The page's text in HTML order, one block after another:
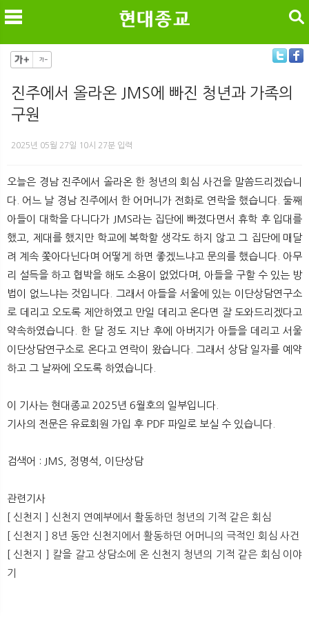
메
검색
진주에서 올라온 JMS에 빠진 청년과 가족의
구원
2025년 05월 27일 10시 27분 입력
오늘은 경남 진주에서 올라온 한 청년의 회심 사건을 말씀드리겠습니
다. 어느 날 경남 진주에서 한 어머니가 전화로 연락을 했습니다. 둘째
아들이 대학을 다니다가 JMS라는 집단에 빠졌다면서 휴학 후 입대를
했고, 제대를 했지만 학교에 복학할 생각도 하지 않고 그 집단에 매달
려 계속 쫓아다닌다며 어떻게 하면 좋겠느냐고 문의를 했습니다. 아무
리 설득을 하고 협박을 해도 소용이 없었다며, 아들을 구할 수 있는 방
법이 없느냐는 것입니다. 그래서 아들을 서울에 있는 이단상담연구소
로 데리고 오도록 제안하였고 만일 데리고 온다면 잘 도와드리겠다고
약속하였습니다. 한 달 정도 지난 후에 아버지가 아들을 데리고 서울
이단상담연구소로 온다고 연락이 왔습니다. 그래서 상담 일자를 예약
하고 그 날짜에 오도록 하였습니다.
이 기사는 현대종교 2025년 6월호의 일부입니다.
기사의 전문은 유료회원 가입 후 PDF 파일로 보실 수 있습니다.
검색어 : JMS, 정명석, 이단상담
관련기사
[ 신천지 ] 신천지 연예부에서 활동하던 청년의 기적 같은 회심
[ 신천지 ] 8년 동안 신천지에서 활동하던 어머니의 극적인 회심 사건
[ 신천지 ] 칼을 갈고 상담소에 온 신천지 청년의 기적 같은 회심 이야
기